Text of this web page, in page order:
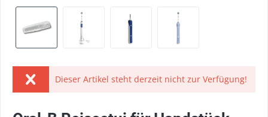
Dieser Artikel steht derzeit nicht zur Verfügung!